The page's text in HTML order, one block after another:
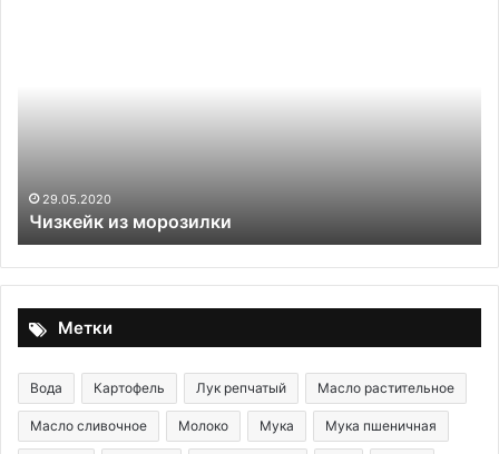
29.05.2020
Чизкейк из морозилки
Метки
Вода Картофель Лук репчатый Масло растительное
Масло сливочное Молоко Мука Мука пшеничная